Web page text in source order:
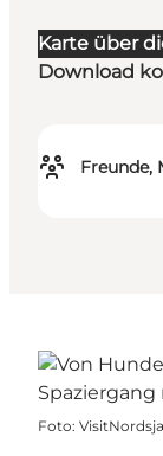
Karte über
Download
Freunde,
Foto: